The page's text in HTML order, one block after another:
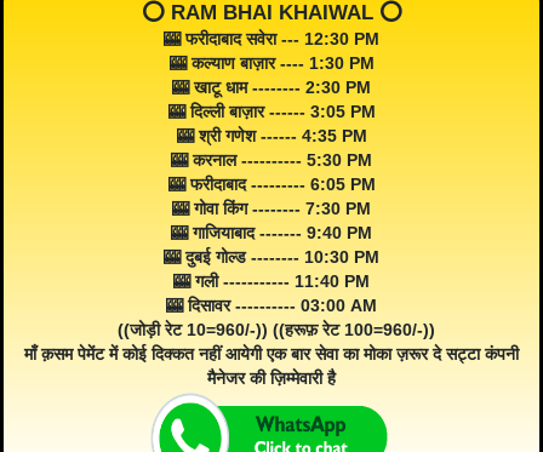
⭕️ RAM BHAI KHAIWAL ⭕️
🎰 फरीदाबाद सवेरा --- 12:30 PM
🎰 कल्याण बाज़ार ---- 1:30 PM
🎰 खाटू धाम -------- 2:30 PM
🎰 दिल्ली बाज़ार ------ 3:05 PM
🎰 श्री गणेश ------ 4:35 PM
🎰 करनाल ---------- 5:30 PM
🎰 फरीदाबाद --------- 6:05 PM
🎰 गोवा किंग -------- 7:30 PM
🎰 गाजियाबाद ------- 9:40 PM
🎰 दुबई गोल्ड -------- 10:30 PM
🎰 गली ----------- 11:40 PM
🎰 दिसावर ---------- 03:00 AM
((जोड़ी रेट 10=960/-)) ((हरूफ़ रेट 100=960/-))
माँ क़सम पेमेंट में कोई दिक्कत नहीं आयेगी एक बार सेवा का मोका ज़रूर दे सट्टा कंपनी
मैनेजर की ज़िम्मेवारी है